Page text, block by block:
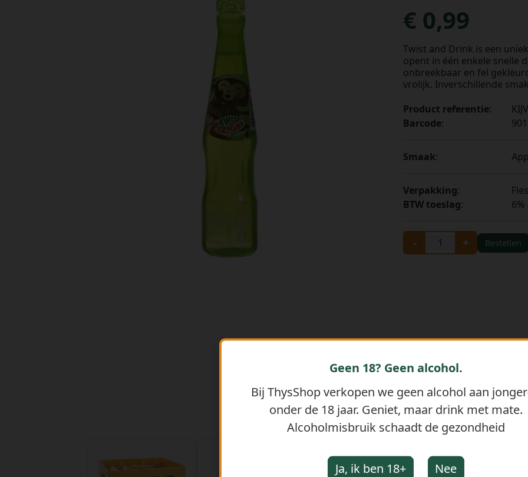
€ 0,99
Twist and Drink is een
opent in één enkele snelle
onbreekbaar en fel
vrolijk. Inverschillende
Product referentie:
Barcode:
Smaak:
Verpakking:
Fles
BTW toeslag: 6%
- + Bestellen
GERELATEERDE PRODUCTEN
Geen 18? Geen alcohol.
Bij ThysShop verkopen we geen alcohol aan
onder de 18 jaar. Geniet, maar drink met mate.
Alcoholmisbruik schaadt de gezondheid
Ja, ik ben 18+ Nee